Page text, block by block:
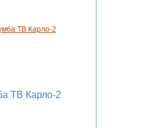
ТВ Карло-2